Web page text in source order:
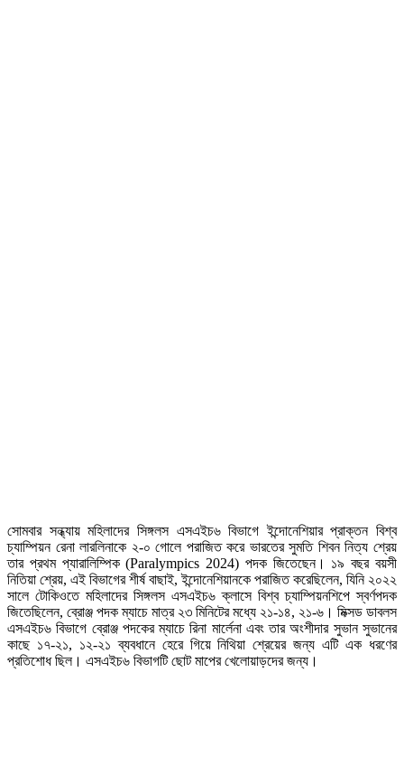
সোমবার সন্ধ্যায় মহিলাদের সিঙ্গলস এসএইচ৬ বিভাগে ইন্দোনেশিয়ার প্রাক্তন বিশ্ব
চ্যাম্পিয়ন রেনা লারলিনাকে ২-০ গোলে পরাজিত করে ভারতের সুমতি শিবন নিত্য শ্রেয়
তার প্রথম প্যারালিম্পিক (Paralympics 2024) পদক জিতেছেন। ১৯ বছর বয়সী
নিতিয়া শ্রেয়, এই বিভাগের শীর্ষ বাছাই, ইন্দোনেশিয়ানকে পরাজিত করেছিলেন, যিনি ২০২২
সালে টোকিওতে মহিলাদের সিঙ্গলস এসএইচ৬ ক্লাসে বিশ্ব চ্যাম্পিয়নশিপে স্বর্ণপদক
জিতেছিলেন, ব্রোঞ্জ পদক ম্যাচে মাত্র ২৩ মিনিটের মধ্যে ২১-১৪, ২১-৬। মিক্সড ডাবলস
এসএইচ৬ বিভাগে ব্রোঞ্জ পদকের ম্যাচে রিনা মার্লেনা এবং তার অংশীদার সুভান সুভানের
কাছে ১৭-২১, ১২-২১ ব্যবধানে হেরে গিয়ে নিথিয়া শ্রেয়ের জন্য এটি এক ধরণের
প্রতিশোধ ছিল। এসএইচ৬ বিভাগটি ছোট মাপের খেলোয়াড়দের জন্য।